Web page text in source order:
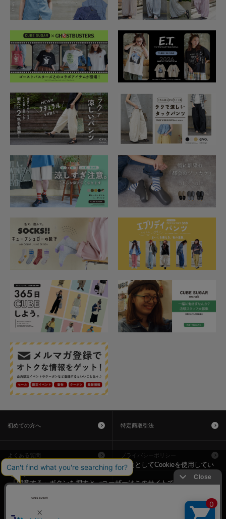
初めての方へ 特定商取引法
よくある質問 プライバシーポリシー
利用規約 お問い合わせ
会社概要
当サイトではユーザーの利便性向上を目的としてCookieを使用してい
ます。
「同意する」ボタンを押すと、ユーザーはこのサイトでのCookieの使
Cookieの使用に関する詳細は「
」をご覧ください。